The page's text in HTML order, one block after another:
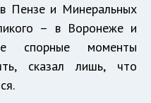
Пензе и Минеральных
– в Воронеже и
спорные моменты
сказал лишь, что